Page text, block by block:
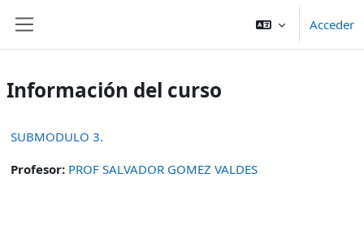
Acceder
Información del curso
SUBMODULO 3.
Profesor: PROF SALVADOR GOMEZ VALDES